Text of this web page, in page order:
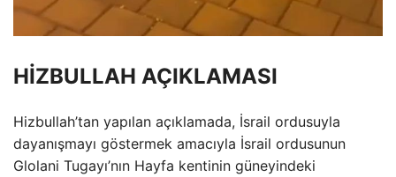
HİZBULLAH AÇIKLAMASI
Hizbullah’tan yapılan açıklamada, İsrail ordusuyla
dayanışmayı göstermek amacıyla İsrail ordusunun
Glolani Tugayı’nın Hayfa kentinin güneyindeki